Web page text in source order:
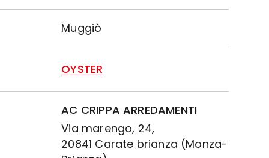
Muggiò
OYSTER
AC CRIPPA ARREDAMENTI
Via marengo, 24,
20841 Carate brianza (Monza-